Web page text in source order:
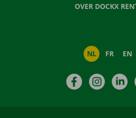
OVER DOCKX
NL FR EN
Facebook